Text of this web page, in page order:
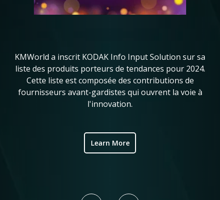
KMWorld a inscrit KODAK Info Input Solution sur sa
liste des produits porteurs de tendances pour 2024.
Cette liste est composée des contributions de
fournisseurs avant-gardistes qui ouvrent la voie à
l'innovation.
Learn More